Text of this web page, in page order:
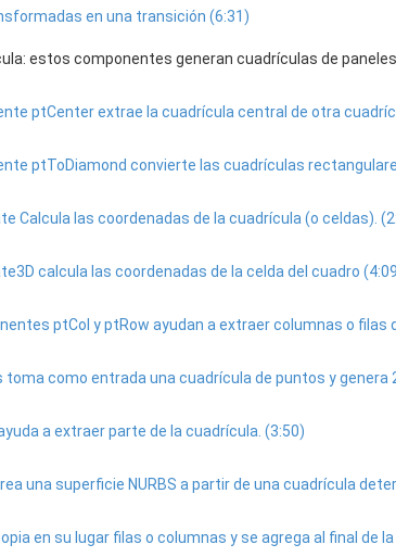
en una transición (6:31)
estos componentes generan cuadrículas de
ptCenter extrae la cuadrícula central de otra
ptToDiamond convierte las cuadrículas
Calcula las coordenadas de la cuadrícula (o celdas).
calcula las coordenadas de la celda del cuadro
ptCol y ptRow ayudan a extraer columnas o filas
toma como entrada una cuadrícula de puntos y genera
a extraer parte de la cuadrícula. (3:50)
una superficie NURBS a partir de una cuadrícula
en su lugar filas o columnas y se agrega al final de